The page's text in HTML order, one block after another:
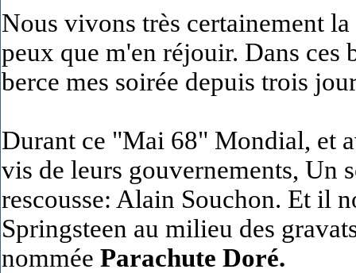
Nous vivons très certainement
peux que m'en réjouir. Dans ces
berce mes soirée depuis trois
Durant ce "Mai 68" Mondial, et
vis de leurs gouvernements, Un
rescousse: Alain Souchon. Et il
Springsteen au milieu des
nommée Parachute Doré.